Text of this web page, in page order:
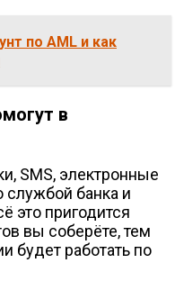
по AML и как
в
SMS, электронные
службой банка и
это пригодится
вы соберёте, тем
будет работать по